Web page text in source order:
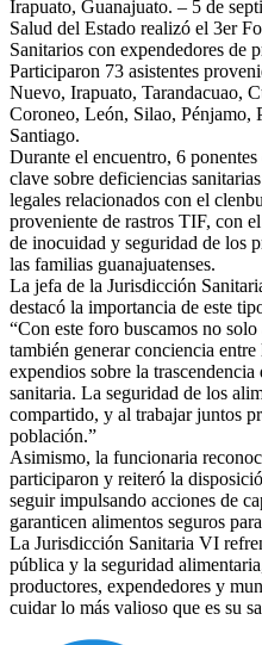
Irapuato, Guanajuato. – 5 de
Salud del Estado realizó el 3er
Sanitarios con expendedores de
Participaron 73 asistentes
Nuevo, Irapuato, Tarandacuao,
Coroneo, León, Silao, Pénjamo,
Santiago.
Durante el encuentro, 6
clave sobre deficiencias
legales relacionados con el
proveniente de rastros TIF, con
de inocuidad y seguridad de los
las familias guanajuatenses.
La jefa de la Jurisdicción
destacó la importancia de este
“Con este foro buscamos no
también generar conciencia
expendios sobre la
sanitaria. La seguridad de los
compartido, y al trabajar juntos
población.”
Asimismo, la funcionaria
participaron y reiteró la
seguir impulsando acciones de
garanticen alimentos seguros
La Jurisdicción Sanitaria VI
pública y la seguridad
productores, expendedores y
cuidar lo más valioso que es su